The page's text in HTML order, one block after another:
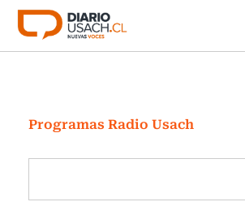
Click acá para ir directamente al
Investigación
Cultura
Programas Radio y TV Usach
Programas Radio Usach